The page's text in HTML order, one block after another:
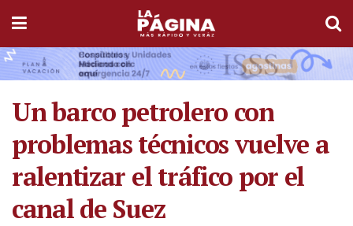
Un barco petrolero con
problemas técnicos vuelve a
ralentizar el tráfico por el
canal de Suez